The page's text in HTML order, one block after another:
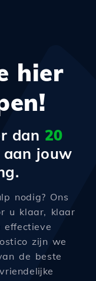
hier
dan 20
jouw
nodig? Ons
u klaar, klaar
effectieve
zijn we
de beste